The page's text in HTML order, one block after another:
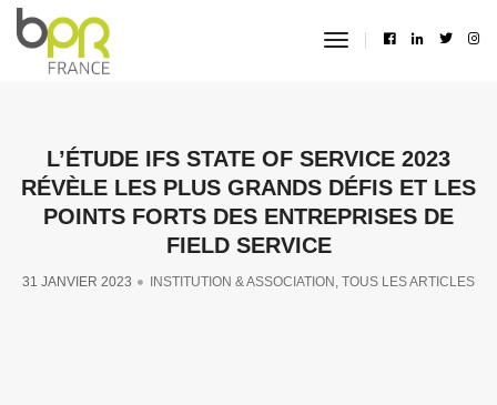
toggle
L’ÉTUDE IFS STATE OF SERVICE 2023
RÉVÈLE LES PLUS GRANDS DÉFIS ET LES
POINTS FORTS DES ENTREPRISES DE
FIELD SERVICE
31 JANVIER 2023 INSTITUTION & ASSOCIATION , TOUS LES ARTICLES